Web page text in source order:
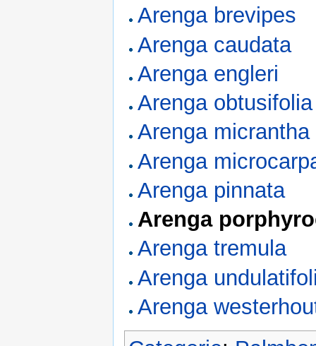
Arenga brevipes
Arenga caudata
Arenga engleri
Arenga obtusifolia
Arenga micrantha
Arenga
Arenga pinnata
Arenga
Arenga tremula
Arenga
Arenga